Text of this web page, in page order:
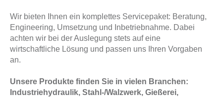
Wir bieten Ihnen ein komplettes Servicepaket: Beratung,
Engineering, Umsetzung und Inbetriebnahme. Dabei
achten wir bei der Auslegung stets auf eine
wirtschaftliche Lösung und passen uns Ihren Vorgaben
an.
Unsere Produkte finden Sie in vielen Branchen:
Industriehydraulik, Stahl-/Walzwerk, Gießerei,